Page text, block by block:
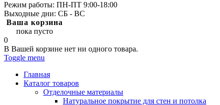
Режим работы: ПН-ПТ 9:00-18:00
Выходные дни: СБ - ВС
Ваша корзина
пока пусто
0
В Вашей корзине нет ни одного товара.
Toggle menu
Главная
Каталог товаров
Отделочные материалы
Натуральное покрытие для стен и потолка